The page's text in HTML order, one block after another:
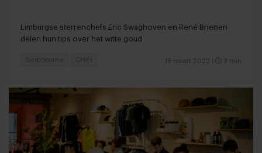
Limburgse sterrenchefs Eric Swaghoven en René Brienen
delen hun tips over het witte goud
18 maart 2022 3 min
Gastronomie Chefs